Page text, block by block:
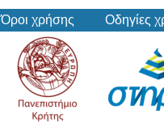
Όροι χρήσης Οδηγίες